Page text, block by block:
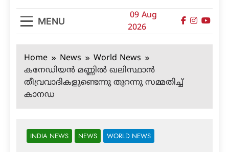
മലയാളിപത്രം
MENU
09 Aug
2026
Home News
World News
കനേഡിയന്‍ മണ്ണില്‍ ഖലിസ്ഥാന്‍
തീവ്രവാദികളുണ്ടെന്നു തുറന്നു സമ്മതിച്ച്
കാനഡ
INDIA NEWS NEWS WORLD NEWS